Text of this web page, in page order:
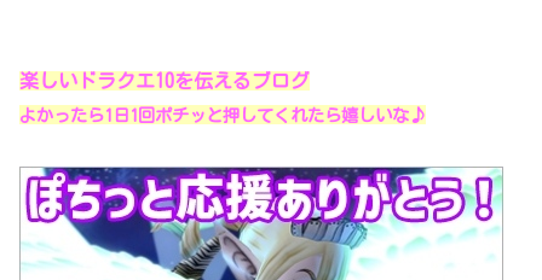
楽しいドラクエ10を伝えるブログ
よかったら1日1回ポチッと押してくれたら嬉しいな♪